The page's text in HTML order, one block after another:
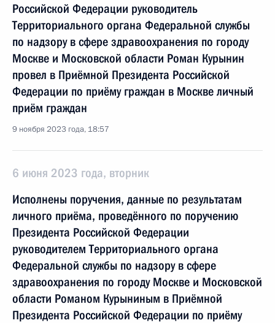
Российской Федерации руководитель
Территориального органа Федеральной службы
по надзору в сфере здравоохранения по городу
Москве и Московской области Роман Курынин
провел в Приёмной Президента Российской
Федерации по приёму граждан в Москве личный
приём граждан
9 ноября 2023 года, 18:57
6 июня 2023 года, вторник
Исполнены поручения, данные по результатам
личного приёма, проведённого по поручению
Президента Российской Федерации
руководителем Территориального органа
Федеральной службы по надзору в сфере
здравоохранения по городу Москве и Московской
области Романом Курыниным в Приёмной
Президента Российской Федерации по приёму